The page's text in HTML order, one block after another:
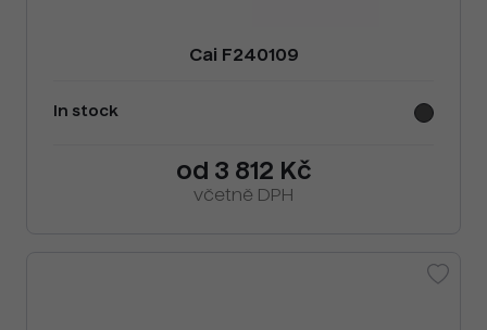
Cai F240109
In stock
od 3 812 Kč
včetně DPH